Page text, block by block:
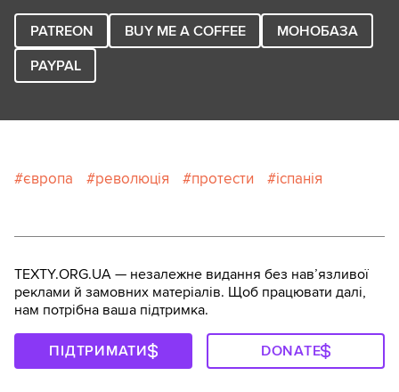
PATREON BUY ME A COFFEE
МОНОБАЗА
PAYPAL
європа революція протести іспанія
TEXTY.ORG.UA — незалежне видання без навʼязливої
реклами й замовних матеріалів. Щоб працювати далі,
нам потрібна ваша підтримка.
ПІДТРИМАТИ DONATE